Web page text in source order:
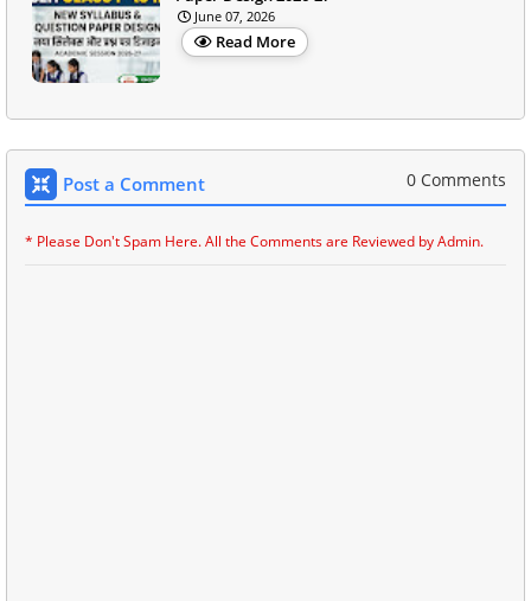
June 07, 2026
Read More
Post a Comment 0 Comments
* Please Don't Spam Here. All the Comments are Reviewed by Admin.